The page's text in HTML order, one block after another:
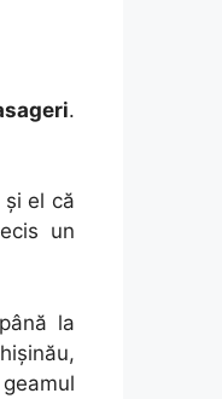
.
el că
un
la